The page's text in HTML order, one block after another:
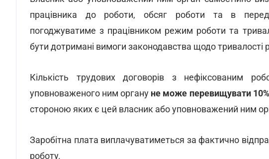
працівника до роботи, обсяг роботи та в
погоджуватиме з працівником режим роботи та
бути дотримані вимоги законодавства щодо тривалості
Кількість трудових договорів з нефіксованим
уповноваженого ним органу не може перевищувати 10%
стороною яких є цей власник або уповноважений ним
Заробітна плата виплачуватиметься за фактично
роботу.